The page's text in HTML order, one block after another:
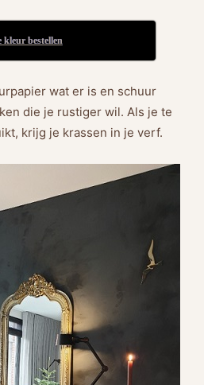
kleur bestellen
wat er is en schuur
die je rustiger wil. Als je te
krijg je krassen in je verf.